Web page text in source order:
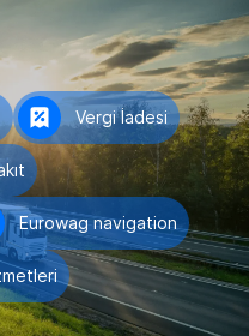
Vergi İadesi
Eurowag navigation